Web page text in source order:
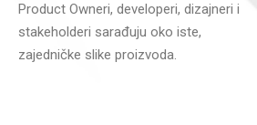
Product Owneri, developeri, dizajneri i
stakeholderi sarađuju oko iste,
zajedničke slike proizvoda.